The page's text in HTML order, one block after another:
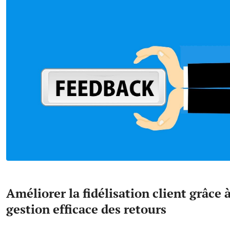
Améliorer la fidélisation client grâce
gestion efficace des retours